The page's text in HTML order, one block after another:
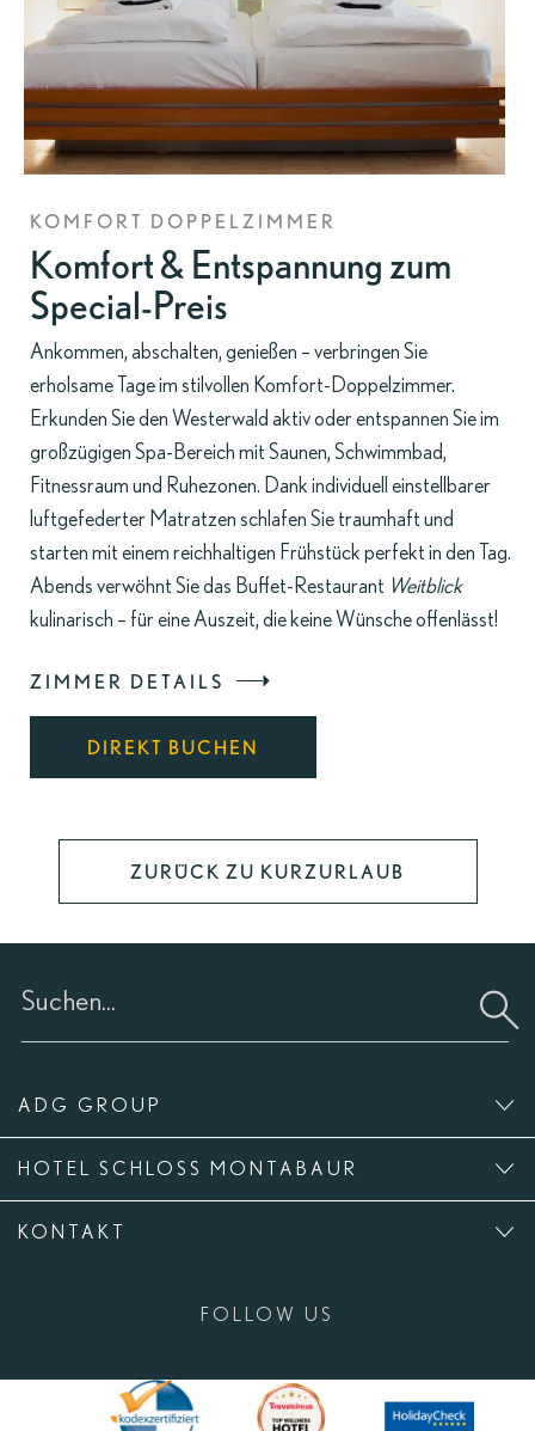
KOMFORT DOPPELZIMMER
Komfort & Entspannung zum
Special-Preis
Ankommen, abschalten, genießen – verbringen Sie
erholsame Tage im stilvollen Komfort-Doppelzimmer.
Erkunden Sie den Westerwald aktiv oder entspannen Sie im
großzügigen Spa-Bereich mit Saunen, Schwimmbad,
Fitnessraum und Ruhezonen. Dank individuell einstellbarer
luftgefederter Matratzen schlafen Sie traumhaft und
starten mit einem reichhaltigen Frühstück perfekt in den Tag.
Abends verwöhnt Sie das Buffet-Restaurant Weitblick
kulinarisch – für eine Auszeit, die keine Wünsche offenlässt!
ZIMMER DETAILS
DIREKT BUCHEN
ZURÜCK ZU KURZURLAUB
ADG GROUP
HOTEL SCHLOSS MONTABAUR
KONTAKT
FOLLOW US